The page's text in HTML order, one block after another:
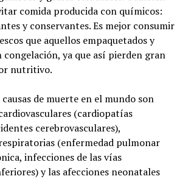
comida producida con químicos:
y conservantes. Es mejor consumir
que aquellos empaquetados y
congelación, ya que así pierden gran
nutritivo.
de muerte en el mundo son
(cardiopatías
cerebrovasculares),
(enfermedad pulmonar
infecciones de las vías
y las afecciones neonatales